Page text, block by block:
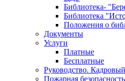
Библиотека-
Библиотека
Положения о
Документы
Услуги
Платные
Бесплатные
Руководство. Кадровый
Пожарная безопасность